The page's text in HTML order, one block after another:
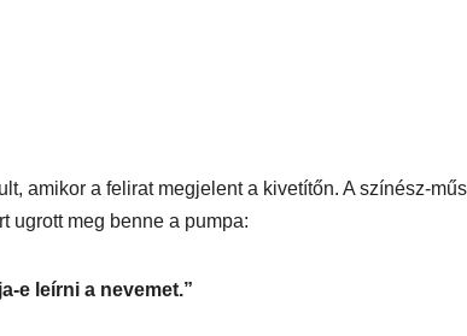
amikor a felirat megjelent a kivetítőn. A színész-
ugrott meg benne a pumpa:
e leírni a nevemet.”